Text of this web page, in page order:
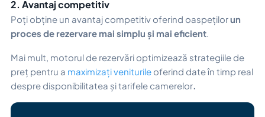
2. Avantaj competitiv
Poți obține un avantaj competitiv oferind oaspețilorun
proces de rezervare mai simplu și mai eficient.
Mai mult, motorul de rezervări optimizează strategiile de
preț pentru a maximizați veniturile oferind date în timp real
despre disponibilitatea și tarifele camerelor